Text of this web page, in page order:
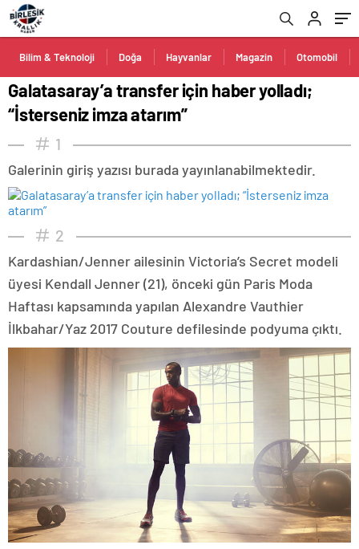
Bilim & Teknoloji Doğa Hayvanlar Magazin Otomobil
Galatasaray’a transfer için haber yolladı;
“İsterseniz imza atarım”
1
Galerinin giriş yazısı burada yayınlanabilmektedir.
2
Kardashian/Jenner ailesinin Victoria’s Secret modeli
üyesi Kendall Jenner (21), önceki gün Paris Moda
Haftası kapsamında yapılan Alexandre Vauthier
İlkbahar/Yaz 2017 Couture defilesinde podyuma çıktı.